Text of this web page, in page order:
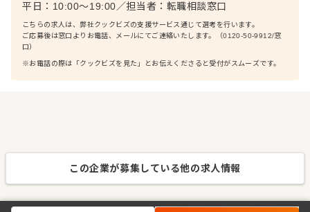
平日：10:00〜19:00／担当者： 転職相談窓口
こちらの求人は、弊社クックビズの支援サービス通じて選考を行います。
ご応募後は窓口よりお電話、メールにてご連絡いたします。（0120-50-9912/窓
口）
※お電話の際は「クックビズを見た」とお伝えくださると受付がスムーズです。
この企業が募集している他の求人情報